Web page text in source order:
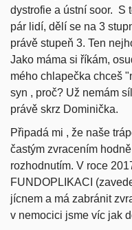
dystrofie a ústní soor. S
pár lidí, dělí se na 3
právě stupeň 3. Ten
Jako máma si říkám,
mého chlapečka chceš
syn , proč? Už nemám
právě skrz Dominička.
Připadá mi , že naše
častým zvracením
rozhodnutím. V roce
FUNDOPLIKACI
jícnem a má zabránit
v nemocici jsme víc jak